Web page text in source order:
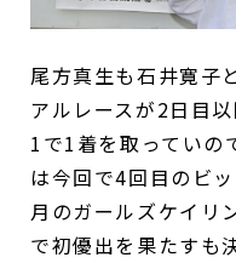
尾方真生も石井寛子
アルレースが2日目
1で1着を取っていの
は今回で4回目のビ
月のガールズケイリ
で初優出を果たすも